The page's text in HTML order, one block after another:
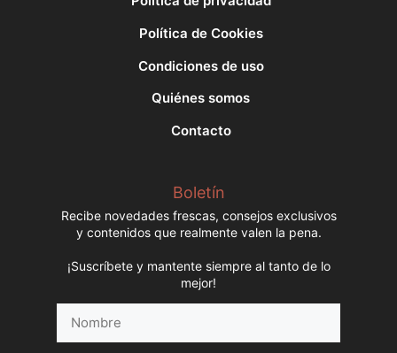
Política de Cookies
Condiciones de uso
Quiénes somos
Contacto
Boletín
Recibe novedades frescas, consejos exclusivos
y contenidos que realmente valen la pena.
¡Suscríbete y mantente siempre al tanto de lo
mejor!